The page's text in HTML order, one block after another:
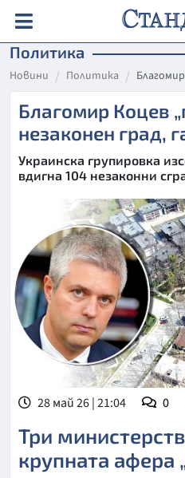
Политика
Новини Политика
Благомир Коцев
незаконен град,
Украинска групировка
вдигна 104 незаконни
28 май 26 | 21:04 0
Три
крупната афера